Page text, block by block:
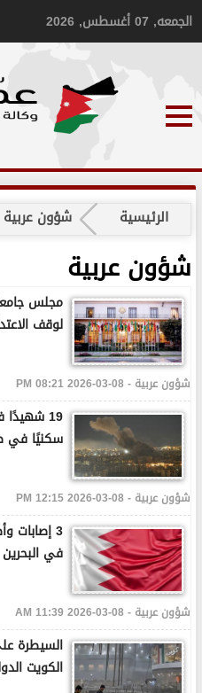
الجمعه, 07 أغسطس, 2026
الرئيسية شؤون عربية
شؤون عربية
مجلس
لوقف
شؤون عربية - 08-03-2026 08:21 PM
19
سكنيًا في
شؤون عربية - 08-03-2026 12:15 PM
3 إصابات
في البحرين
شؤون عربية - 08-03-2026 11:39 AM
السيطرة
الكويت